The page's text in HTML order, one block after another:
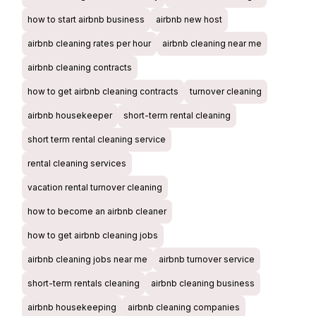
how to start airbnb business airbnb new host
airbnb cleaning rates per hour airbnb cleaning near me
airbnb cleaning contracts
how to get airbnb cleaning contracts turnover cleaning
airbnb housekeeper short-term rental cleaning
short term rental cleaning service
rental cleaning services
vacation rental turnover cleaning
how to become an airbnb cleaner
how to get airbnb cleaning jobs
airbnb cleaning jobs near me airbnb turnover service
short-term rentals cleaning airbnb cleaning business
airbnb housekeeping airbnb cleaning companies